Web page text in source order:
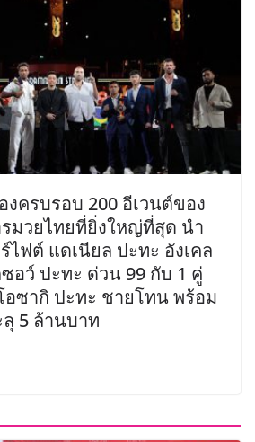
งครบรอบ 200 อีเวนต์ของ
รมวยไทยที่ยิ่งใหญ่ที่สุด นำ
ไฟต์ แดเนียล ปะทะ อังเคล
อว์ ปะทะ ด่วน 99 กับ 1 คู่
ซากิ ปะทะ ชายโทน พร้อม
5 ล้านบาท